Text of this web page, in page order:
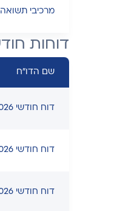
מרכיבי תשואה
דוחות
שם הדו"ח
דוח חודשי 6-2026
דוח חודשי 5-2026
דוח חודשי 4-2026